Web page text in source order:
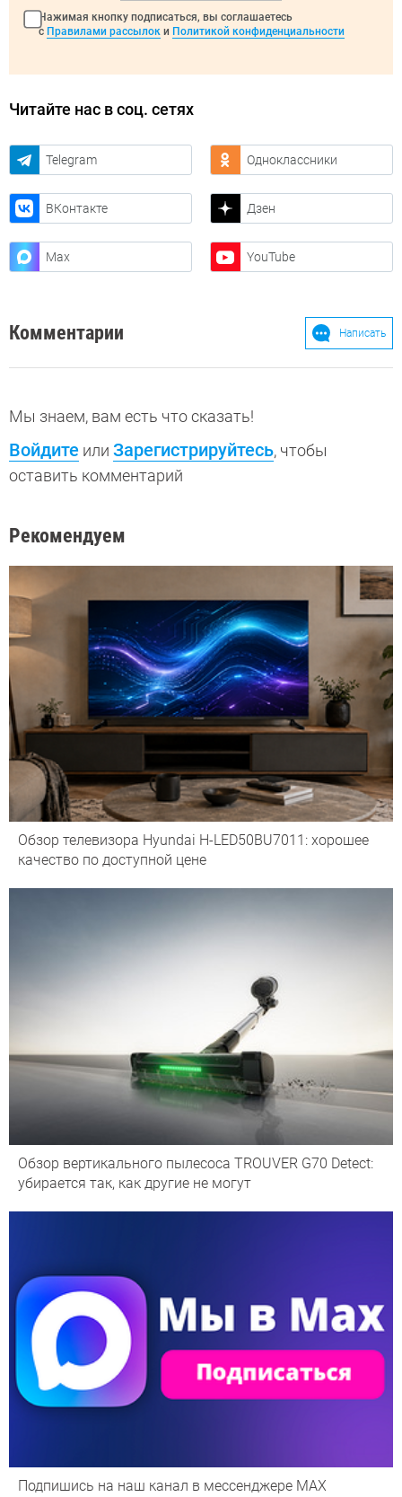
Нажимая кнопку подписаться, вы соглашаетесь
с Правилами рассылок и Политикой конфиденциальности
Читайте нас в соц. сетях
Telegram Одноклассники
ВКонтакте Дзен
Max YouTube
Комментарии Написать
Мы знаем, вам есть что сказать!
Войдите или Зарегистрируйтесь, чтобы
оставить комментарий
Рекомендуем
Обзор телевизора Hyundai H-LED50BU7011: хорошее
качество по доступной цене
Обзор вертикального пылесоса TROUVER G70 Detect:
убирается так, как другие не могут
Подпишись на наш канал в мессенджере МАХ